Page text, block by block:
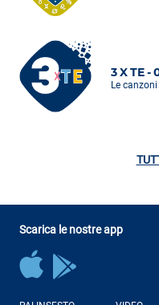
3 X TE -
Le
Scarica le nostre app